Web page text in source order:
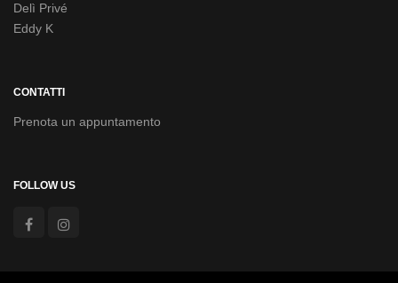
Delì Privé
Eddy K
CONTATTI
Prenota un appuntamento
FOLLOW US